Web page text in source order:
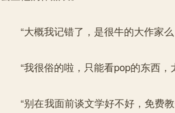
“大概我记错了，是很牛的大作家么
“我很俗的啦，只能看pop的东西，
“别在我面前谈文学好不好，免费教